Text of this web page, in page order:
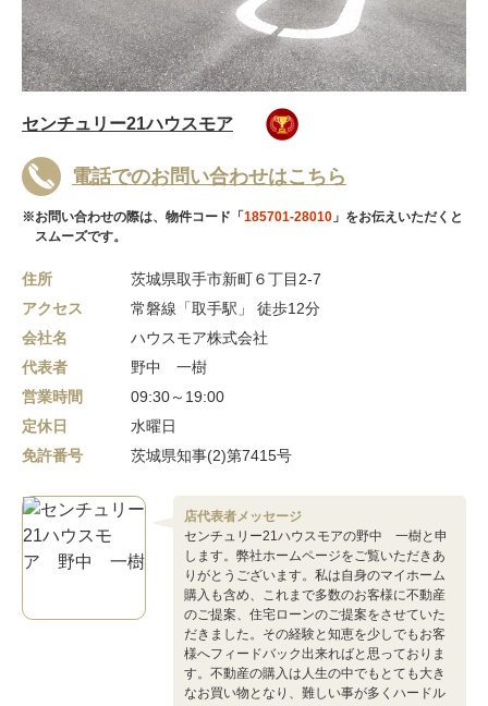
センチュリー21ハウスモア
電話でのお問い合わせはこちら
※お問い合わせの際は、物件コード「185701-28010 」をお伝えいただくと
スムーズです。
住所
茨城県取手市新町６丁目2-7
アクセス
常磐線「取手駅」 徒歩12分
会社名
ハウスモア株式会社
代表者
野中 一樹
営業時間
09:30～19:00
定休日
水曜日
免許番号
茨城県知事(2)第7415号
店代表者メッセージ
センチュリー21ハウスモアの野中 一樹と申
します。弊社ホームページをご覧いただきあ
りがとうございます。私は自身のマイホーム
購入も含め、これまで多数のお客様に不動産
のご提案、住宅ローンのご提案をさせていた
だきました。その経験と知恵を少しでもお客
様へフィードバック出来ればと思っておりま
す。不動産の購入は人生の中でもとても大き
なお買い物となり、難しい事が多くハードル